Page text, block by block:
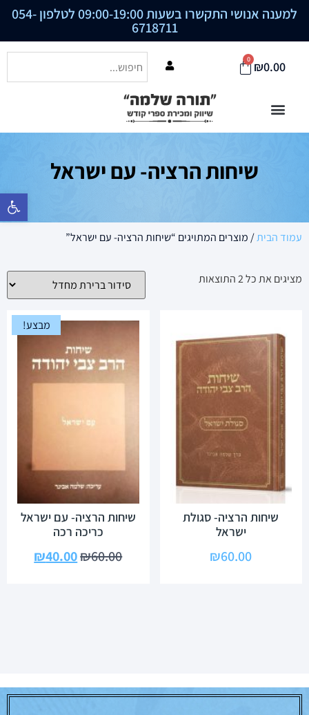
פתח סרגל
למענה אנושי התקשרו בשעות 09:00-19:00 לטלפון 054-
6718711
₪0.00
0
שיחות הרציה- עם ישראל
עמוד הבית/ מוצרים המתויגים “שיחות הרציה- עם ישראל”
מציגים את כל ⁦2⁩ התוצאות
שיחות הרציה- סגולת
ישראל
₪60.00
מבצע!
שיחות הרציה- עם ישראל
כריכה רכה
₪60.00
₪40.00